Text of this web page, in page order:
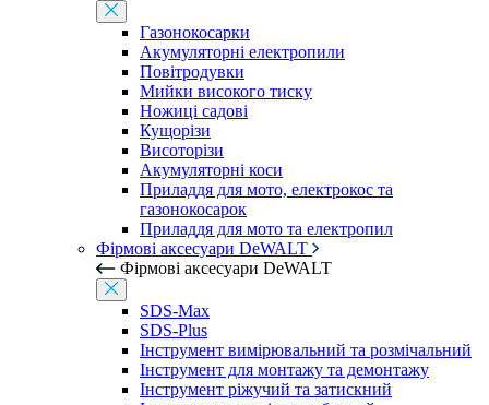
Газонокосарки
Акумуляторні електропили
Повітродувки
Мийки високого тиску
Ножиці садові
Кущорізи
Висоторізи
Акумуляторні коси
Приладдя для мото, електрокос та
газонокосарок
Приладдя для мото та електропил
Фірмові аксесуари DeWALT
Фірмові аксесуари DeWALT
SDS-Max
SDS-Plus
Інструмент вимірювальний та розмічальний
Інструмент для монтажу та демонтажу
Інструмент ріжучий та затискний